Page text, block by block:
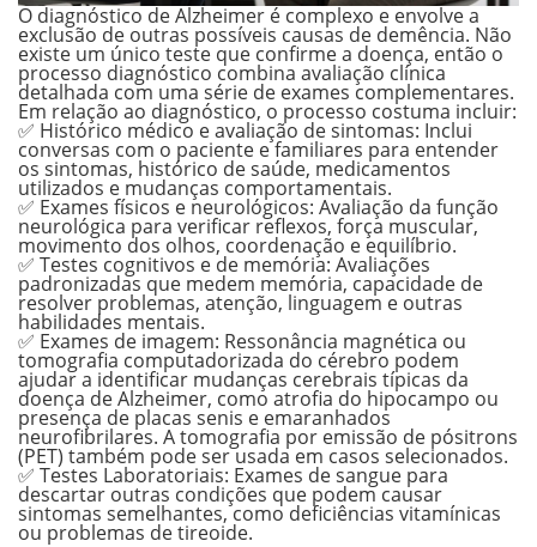
O diagnóstico de Alzheimer é complexo e envolve a
exclusão de outras possíveis causas de demência. Não
existe um único teste que confirme a doença, então o
processo diagnóstico combina avaliação clínica
detalhada com uma série de exames complementares.
Em relação ao diagnóstico, o processo costuma incluir:
✅ Histórico médico e avaliação de sintomas: Inclui
conversas com o paciente e familiares para entender
os sintomas, histórico de saúde, medicamentos
utilizados e mudanças comportamentais.
✅ Exames físicos e neurológicos: Avaliação da função
neurológica para verificar reflexos, força muscular,
movimento dos olhos, coordenação e equilíbrio.
✅ Testes cognitivos e de memória: Avaliações
padronizadas que medem memória, capacidade de
resolver problemas, atenção, linguagem e outras
habilidades mentais.
✅ Exames de imagem: Ressonância magnética ou
tomografia computadorizada do cérebro podem
ajudar a identificar mudanças cerebrais típicas da
doença de Alzheimer, como atrofia do hipocampo ou
presença de placas senis e emaranhados
neurofibrilares. A tomografia por emissão de pósitrons
(PET) também pode ser usada em casos selecionados.
✅ Testes Laboratoriais: Exames de sangue para
descartar outras condições que podem causar
sintomas semelhantes, como deficiências vitamínicas
ou problemas de tireoide.